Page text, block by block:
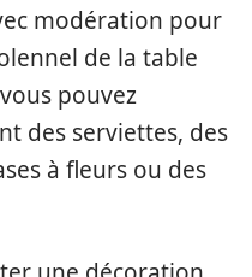
modération pour
de la table
pouvez
des serviettes, des
à fleurs ou des